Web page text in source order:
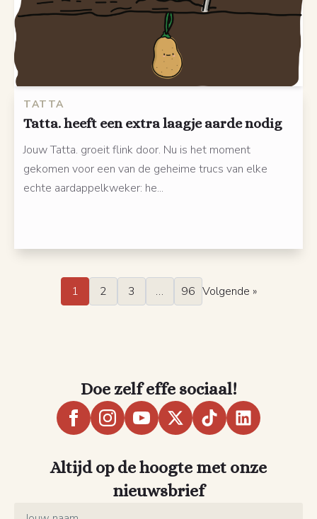
TATTA
Tatta. heeft een extra laagje aarde nodig
Jouw Tatta. groeit flink door. Nu is het moment
gekomen voor een van de geheime trucs van elke
echte aardappelkweker: he...
1 2 3 … 96 Volgende »
Doe zelf effe sociaal!
Altijd op de hoogte met onze
nieuwsbrief